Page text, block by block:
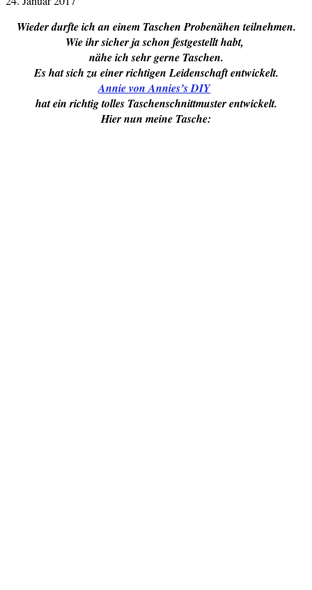
Wieder durfte ich an einem Taschen Probenähen teilnehmen.
Wie ihr sicher ja schon festgestellt habt,
nähe ich sehr gerne Taschen.
Es hat sich zu einer richtigen Leidenschaft entwickelt.
Annie von Annies’s DIY
hat ein richtig tolles Taschenschnittmuster entwickelt.
Hier nun meine Tasche: